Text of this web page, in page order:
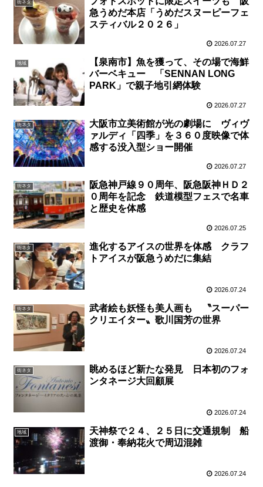
街ネタ
急うめだ本店「うめだスヌーピーフェ
スティバル２０２６」
2026.07.27
地域
【泉南市】魚を獲って、その場で海鮮
バーベキュー 「SENNAN LONG
PARK」で親子地引網体験
2026.07.27
街ネタ
大阪市立美術館が光の劇場に ヴィヴ
ァルディ「四季」を３６０度映像で体
感する没入型ショー開催
2026.07.27
街ネタ
阪急神戸線９０周年、阪急阪神ＨＤ２
０周年を記念 鉄道模型フェスで名車
と歴史を体感
2026.07.25
街ネタ
進化するアイスの世界を体感 クラフ
トアイスが阪急うめだに集結
2026.07.24
街ネタ
武者絵も妖怪も美人画も 〝スーパー
クリエイター〟歌川国芳の世界
2026.07.24
街ネタ
眺めるほど新たな発見 日本初のフォ
ンタネージ大回顧展
2026.07.24
地域
天神祭で２４、２５日に交通規制 船
渡御・奉納花火で周辺混雑
2026.07.24